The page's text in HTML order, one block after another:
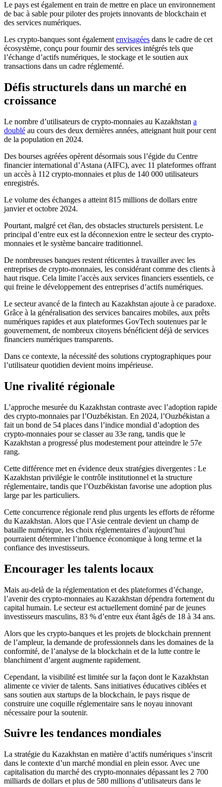
Le pays est également en train de mettre en place un environnement
de bac à sable pour piloter des projets innovants de blockchain et
des services numériques.
Les crypto-banques sont également envisagées dans le cadre de cet
écosystème, conçu pour fournir des services intégrés tels que
l’échange d’actifs numériques, le stockage et le soutien aux
transactions dans un cadre réglementé.
Défis structurels dans un marché en
croissance
Le nombre d’utilisateurs de crypto-monnaies au Kazakhstan a
doublé au cours des deux dernières années, atteignant huit pour cent
de la population en 2024.
Des bourses agréées opèrent désormais sous l’égide du Centre
financier international d’Astana (AIFC), avec 11 plateformes offrant
un accès à 112 crypto-monnaies et plus de 140 000 utilisateurs
enregistrés.
Le volume des échanges a atteint 815 millions de dollars entre
janvier et octobre 2024.
Pourtant, malgré cet élan, des obstacles structurels persistent. Le
principal d’entre eux est la déconnexion entre le secteur des crypto-
monnaies et le système bancaire traditionnel.
De nombreuses banques restent réticentes à travailler avec les
entreprises de crypto-monnaies, les considérant comme des clients à
haut risque. Cela limite l’accès aux services financiers essentiels, ce
qui freine le développement des entreprises d’actifs numériques.
Le secteur avancé de la fintech au Kazakhstan ajoute à ce paradoxe.
Grâce à la généralisation des services bancaires mobiles, aux prêts
numériques rapides et aux plateformes GovTech soutenues par le
gouvernement, de nombreux citoyens bénéficient déjà de services
financiers numériques transparents.
Dans ce contexte, la nécessité des solutions cryptographiques pour
l’utilisateur quotidien devient moins impérieuse.
Une rivalité régionale
L’approche mesurée du Kazakhstan contraste avec l’adoption rapide
des crypto-monnaies par l’Ouzbékistan. En 2024, l’Ouzbékistan a
fait un bond de 54 places dans l’indice mondial d’adoption des
crypto-monnaies pour se classer au 33e rang, tandis que le
Kazakhstan a progressé plus modestement pour atteindre le 57e
rang.
Cette différence met en évidence deux stratégies divergentes : Le
Kazakhstan privilégie le contrôle institutionnel et la structure
réglementaire, tandis que l’Ouzbékistan favorise une adoption plus
large par les particuliers.
Cette concurrence régionale rend plus urgents les efforts de réforme
du Kazakhstan. Alors que l’Asie centrale devient un champ de
bataille numérique, les choix réglementaires d’aujourd’hui
pourraient déterminer l’influence économique à long terme et la
confiance des investisseurs.
Encourager les talents locaux
Mais au-delà de la réglementation et des plateformes d’échange,
l’avenir des crypto-monnaies au Kazakhstan dépendra fortement du
capital humain. Le secteur est actuellement dominé par de jeunes
investisseurs masculins, 83 % d’entre eux étant âgés de 18 à 34 ans.
Alors que les crypto-banques et les projets de blockchain prennent
de l’ampleur, la demande de professionnels dans les domaines de la
conformité, de l’analyse de la blockchain et de la lutte contre le
blanchiment d’argent augmente rapidement.
Cependant, la visibilité est limitée sur la façon dont le Kazakhstan
alimente ce vivier de talents. Sans initiatives éducatives ciblées et
sans soutien aux startups de la blockchain, le pays risque de
construire une coquille réglementaire sans le noyau innovant
nécessaire pour la soutenir.
Suivre les tendances mondiales
La stratégie du Kazakhstan en matière d’actifs numériques s’inscrit
dans le contexte d’un marché mondial en plein essor. Avec une
capitalisation du marché des crypto-monnaies dépassant les 2 700
milliards de dollars et plus de 580 millions d’utilisateurs dans le